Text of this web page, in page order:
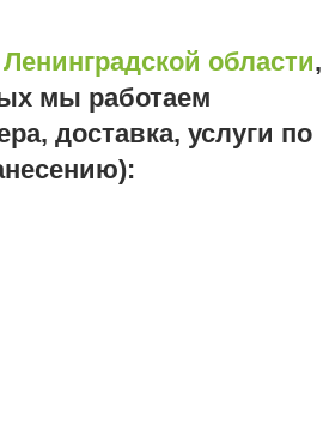
Ленинградской области,
мы работаем
доставка, услуги по